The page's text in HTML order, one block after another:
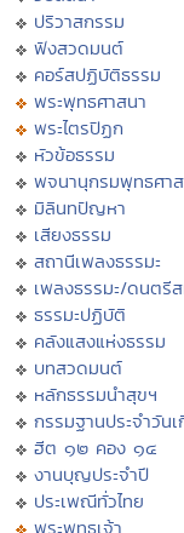
ปริวาสกรรม
ฟังสวดมนต์
คอร์สปฏิบัติธรรม
พระพุทธศาสนา
พระไตรปิฏก
หัวข้อธรรม
พจนานุกรมพุทธศา
มิลินทปัญหา
เสียงธรรม
สถานีเพลงธรรมะ
เพลงธรรมะ/ดนตรี
ธรรมะปฏิบัติ
คลังแสงแห่งธรรม
บทสวดมนต์
หลักธรรมนำสุขฯ
กรรมฐานประจำวัน
ฮีต ๑๒ คอง ๑๔
งานบุญประจำปี
ประเพณีทั่วไทย
พระพุทธเจ้า